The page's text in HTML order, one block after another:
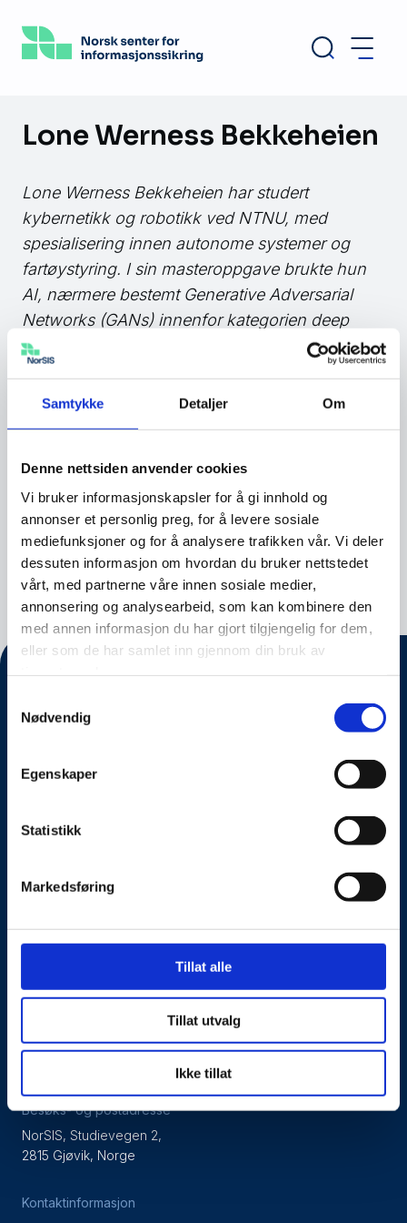
Samtykke Detaljer Om
Denne nettsiden anvender cookies
Vi bruker informasjonskapsler for å gi innhold og
annonser et personlig preg, for å levere sosiale
mediefunksjoner og for å analysere trafikken vår. Vi deler
dessuten informasjon om hvordan du bruker nettstedet
vårt, med partnerne våre innen sosiale medier,
annonsering og analysearbeid, som kan kombinere den
med annen informasjon du har gjort tilgjengelig for dem,
eller som de har samlet inn gjennom din bruk av
Nødvendig
Egenskaper
Statistikk
Markedsføring
Tillat alle
Tillat utvalg
Ikke tillat
hovedinnhold
Lone Werness Bekkeheien
Lone Werness Bekkeheien har studert
kybernetikk og robotikk ved NTNU, med
spesialisering innen autonome systemer og
fartøystyring. I sin masteroppgave brukte hun
AI, nærmere bestemt Generative Adversarial
Networks (GANs) innenfor kategorien deep
learning, for å redusere realitetsgapet mellom
faktisk- og simulert virkelighet. GANs, en type
nevrale nettverk som ble introdusert i 2014, og
I dag jobber Lone som løsningsarkitet hos
Sopra Steria, med varierte arbeidsoppgaver,
inkludert overvåking og sikkerhet samt
prosjekter innen justissektoren
Kontakt oss
Presseside
Tilgjengelighetserklæring
Personvernerklæring
Besøks- og postadresse
NorSIS, Studievegen 2,
2815 Gjøvik, Norge
Kontaktinformasjon